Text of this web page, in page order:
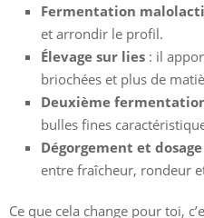
Fermentation
et arrondir le profil.
Élevage sur lies : il
briochées et plus de
Deuxième
bulles fines
Dégorgement et dosage
entre fraîcheur, rondeur
Ce que cela change pour toi,